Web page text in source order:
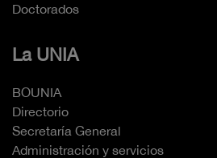
Doctorados
La UNIA
BOUNIA
Directorio
Secretaría General
Administración y servicios